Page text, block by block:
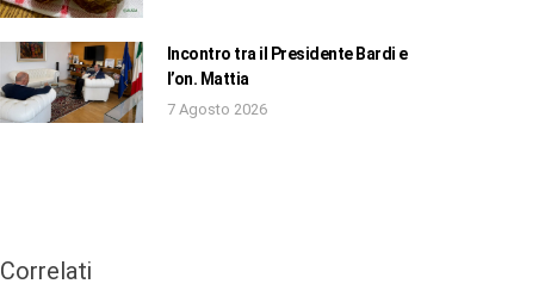
Incontro tra il Presidente Bardi e
l’on. Mattia
7 Agosto 2026
Correlati